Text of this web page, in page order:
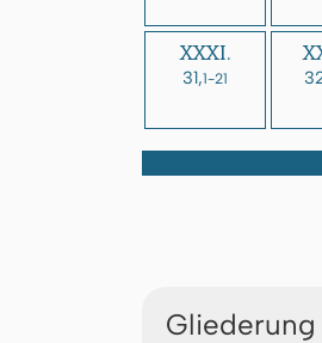
XXXI.
31,1-21
Gliederung